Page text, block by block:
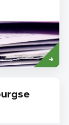
Lees
meer